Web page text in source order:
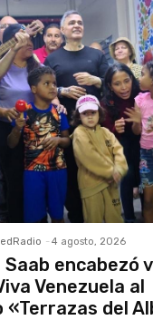
- 4 agosto, 2026
Saab encabezó
Venezuela al
del